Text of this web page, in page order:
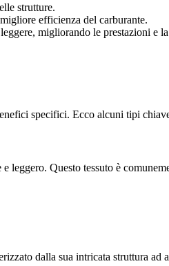
strutture.
efficienza del carburante.
migliorando le prestazioni e
specifici. Ecco alcuni tipi
Questo tessuto è
dalla sua intricata struttura